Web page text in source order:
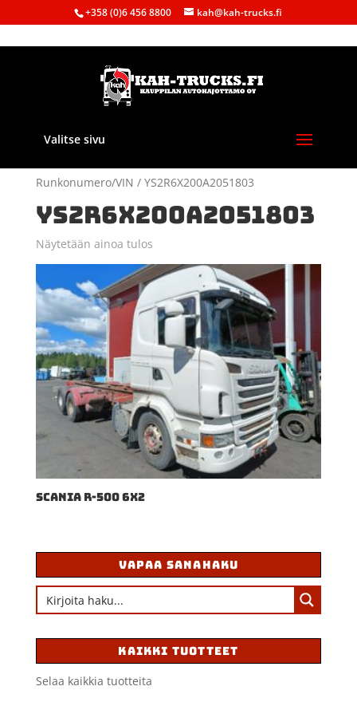
+358 (0)6 456 8800 kah@kah-trucks.fi
Valitse sivu
Runkonumero/VIN / YS2R6X200A2051803
YS2R6X200A2051803
Näytetään ainoa tulos
SCANIA R-500 6X2
VAPAA SANAHAKU
KAIKKI TUOTTEET
Selaa kaikkia tuotteita